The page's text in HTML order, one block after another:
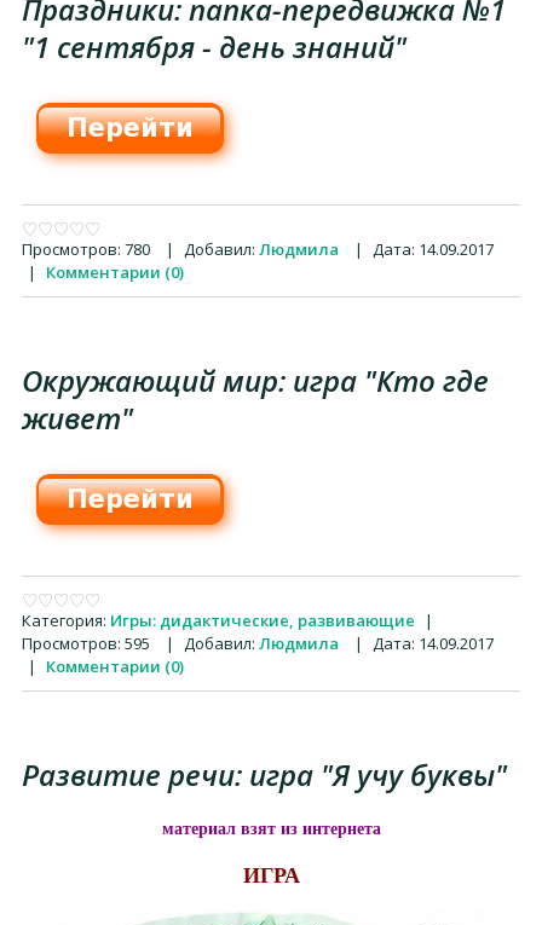
Праздники: папка-передвижка №1
"1 сентября - день знаний"
Просмотров: 780 | Добавил: Людмила | Дата: 14.09.2017
|
Комментарии (0)
Окружающий мир: игра "Кто где
живет"
Категория: Игры: дидактические, развивающие
|
Просмотров: 595 | Добавил: Людмила | Дата: 14.09.2017
|
Комментарии (0)
Развитие речи: игра "Я учу буквы"
материал взят из интернета
ИГРА